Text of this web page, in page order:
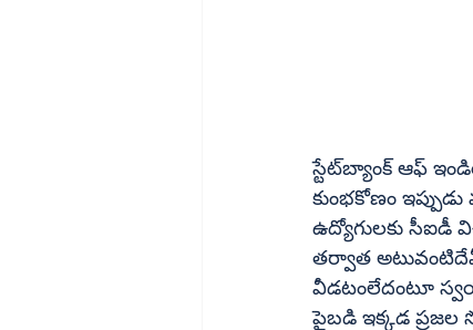
స్టేట్‌బ్యాంక్‌ ఆఫ్‌ ఇండియా నరసన్నపేట బజారుబ్రాంచిలో ‘సత్యం’ వెలుగులోకి తెచ్చిన నకిలీ రుణాల
కుంభకోణం
ఉద్యోగులకు సీఐడీ
తర్వాత
వీడటంలేదంటూ
పైబడి ఇక్కడ